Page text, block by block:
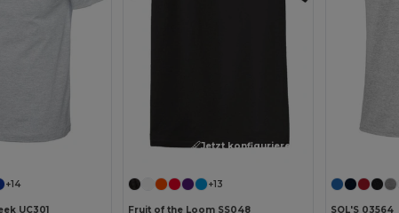
+14
UC301
Jetzt konfigurieren!
+13
Fruit of the Loom SS048 SOL'S 03564